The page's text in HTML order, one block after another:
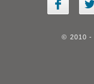
© 2010 -